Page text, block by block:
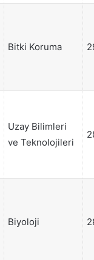
Bitki Koruma
Uzay Bilimleri
ve Teknolojileri
Biyoloji